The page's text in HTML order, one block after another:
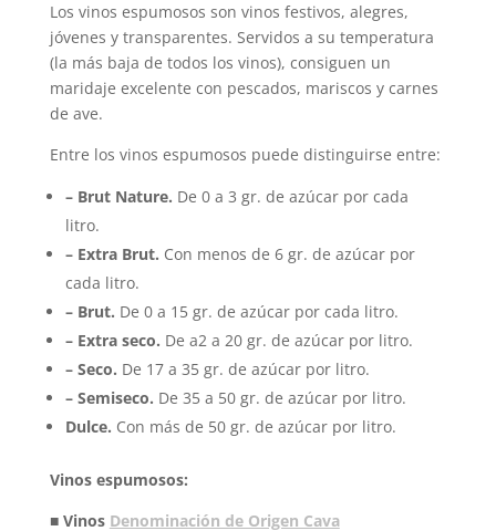
Los vinos espumosos son vinos festivos, alegres,
jóvenes y transparentes. Servidos a su temperatura
(la más baja de todos los vinos), consiguen un
maridaje excelente con pescados, mariscos y carnes
de ave.
Entre los vinos espumosos puede distinguirse entre:
– Brut Nature. De 0 a 3 gr. de azúcar por cada
litro.
– Extra Brut. Con menos de 6 gr. de azúcar por
cada litro.
– Brut. De 0 a 15 gr. de azúcar por cada litro.
– Extra seco. De a2 a 20 gr. de azúcar por litro.
– Seco. De 17 a 35 gr. de azúcar por litro.
– Semiseco. De 35 a 50 gr. de azúcar por litro.
Dulce. Con más de 50 gr. de azúcar por litro.
Vinos espumosos:
■ Vinos Denominación de Origen Cava